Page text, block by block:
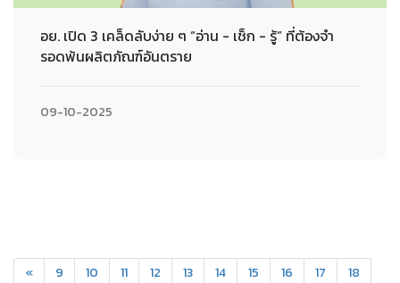
อย. เปิด 3 เคล็ดลับง่าย ๆ “อ่าน - เช็ก - รู้” ที่ต้องจำ
รอดพ้นผลิตภัณฑ์อันตราย
09-10-2025
« 9 10 11 12 13 14 15 16 17
18